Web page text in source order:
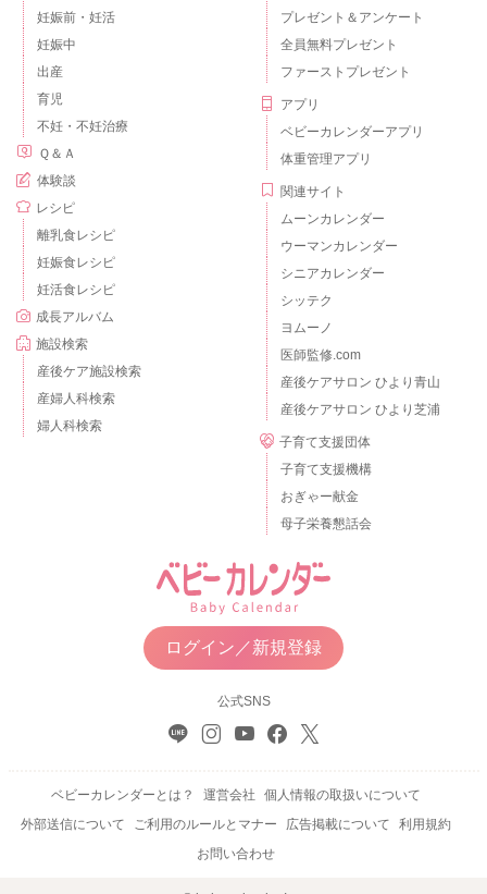
妊娠前・妊活
妊娠中
出産
育児
不妊・不妊治療
Ｑ＆Ａ
体験談
レシピ
離乳食レシピ
妊娠食レシピ
妊活食レシピ
成長アルバム
施設検索
産後ケア施設検索
産婦人科検索
婦人科検索
プレゼント＆アンケート
全員無料プレゼント
ファーストプレゼント
アプリ
ベビーカレンダーアプリ
体重管理アプリ
関連サイト
ムーンカレンダー
ウーマンカレンダー
シニアカレンダー
シッテク
ヨムーノ
医師監修.com
産後ケアサロン ひより青山
産後ケアサロン ひより芝浦
子育て支援団体
子育て支援機構
おぎゃー献金
母子栄養懇話会
ログイン／新規登録
公式SNS
ベビーカレンダーとは？ 運営会社
個人情報の取扱いについて
外部送信について
ご利用のルールとマナー 広告掲載について
利用規約
お問い合わせ